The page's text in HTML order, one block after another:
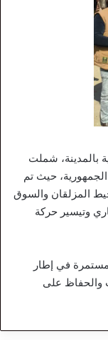
بالمدينة، شملت
حيث تم
المزلقان والسوق
وتيسير حركة
في إطار
على